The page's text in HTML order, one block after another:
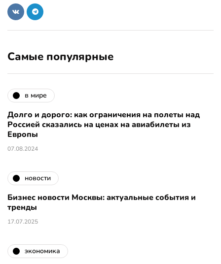
Самые популярные
в мире
Долго и дорого: как ограничения на полеты над
Россией сказались на ценах на авиабилеты из
Европы
07.08.2024
новости
Бизнес новости Москвы: актуальные события и
тренды
17.07.2025
экономика